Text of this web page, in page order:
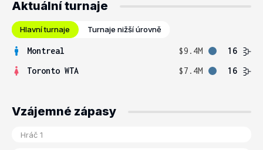
Aktuální turnaje
Hlavní turnaje Turnaje nižší úrovně
Montreal $9.4M
16
Toronto WTA
$7.4M 16
Vzájemné zápasy